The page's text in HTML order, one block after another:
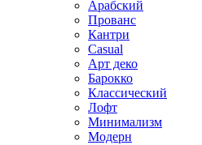
Арабский
Прованс
Кантри
Casual
Арт деко
Барокко
Классический
Лофт
Минимализм
Модерн